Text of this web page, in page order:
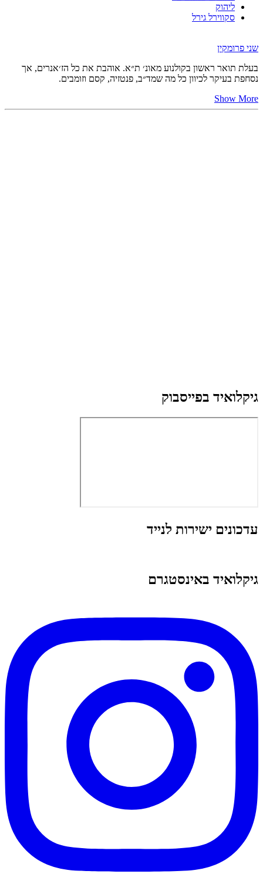
ליהוק
סקווירל גירל
שני פרומקין
בעלת תואר ראשון בקולנוע מאונ׳ ת״א. אוהבת את כל הז׳אנרים, אך
נסחפת בעיקר לכיוון כל מה שמד״ב, פנטזיה, קסם וזומבים.
Show More
גיקלואיד בפייסבוק
עדכונים ישירות לנייד
גיקלואיד באינסטגרם